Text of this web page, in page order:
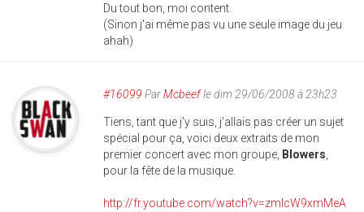
Du tout bon, moi content.
(Sinon j'ai même pas vu une seule image du jeu
ahah)
#16099 ParMcbeefle dim 29/06/2008 à 23h23
Tiens, tant que j'y suis, j'allais pas créer un sujet
spécial pour ça, voici deux extraits de mon
premier concert avec mon groupe, Blowers
pour la fête de la musique.
http://fr.youtube.com/watch?v=zmlcW9xmMeA